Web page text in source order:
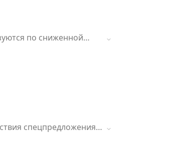
по сниженной
число раз.
спецпредложения